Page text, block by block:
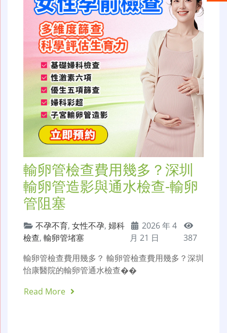
輸卵管檢查費用幾多？深圳
輸卵管造影與通水檢查-輸卵
管阻塞
不孕不育, 女性不孕, 婦科
檢查, 輸卵管堵塞
2026 年 4
月 21 日
387
輸卵管檢查費用幾多？ 輸卵管檢查費用幾多？深圳
怡康醫院的輸卵管通水檢查��
Read More